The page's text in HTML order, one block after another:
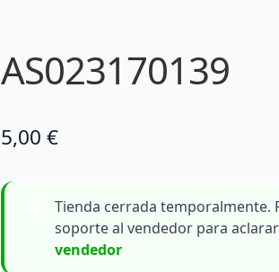
AS023170139
5,00 €
Tienda cerrada temporalmente.
soporte al vendedor para
vendedor